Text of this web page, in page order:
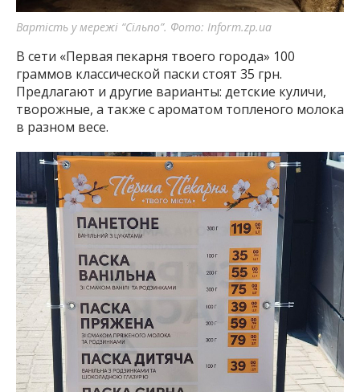
Вартість у мережі “Сільпо”. Фото: Inform.zp.ua
В сети «Первая пекарня твоего города» 100
граммов классической паски стоят 35 грн.
Предлагают и другие варианты: детские куличи,
творожные, а также с ароматом топленого молока
в разном весе.